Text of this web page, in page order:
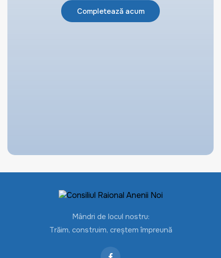
Completează acum
Mândri de locul nostru:
Trăim, construim, creștem împreună